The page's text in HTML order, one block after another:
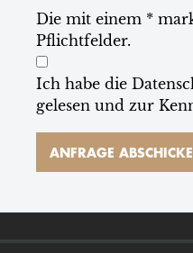
Die mit einem *
Pflichtfelder.
Ich habe die
gelesen und zur